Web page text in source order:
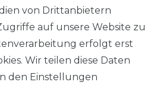
von Drittanbietern
auf unsere Website zu
erfolgt erst
Wir teilen diese Daten
den Einstellungen